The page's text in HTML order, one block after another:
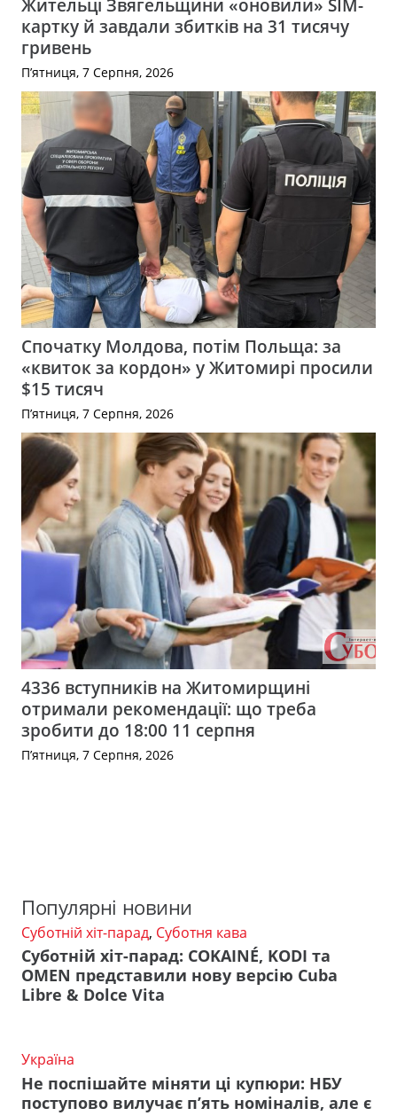
Жительці Звягельщини «оновили» SIM-
картку й завдали збитків на 31 тисячу
гривень
П’ятниця, 7 Серпня, 2026
Спочатку Молдова, потім Польща: за
«квиток за кордон» у Житомирі просили
$15 тисяч
П’ятниця, 7 Серпня, 2026
4336 вступників на Житомирщині
отримали рекомендації: що треба
зробити до 18:00 11 серпня
П’ятниця, 7 Серпня, 2026
Популярні новини
Суботній хіт-парад, Суботня кава
Суботній хіт-парад: COKAINÉ, KODI та
OMEN представили нову версію Cuba
Libre & Dolce Vita
Україна
Не поспішайте міняти ці купюри: НБУ
поступово вилучає п’ять номіналів, але є